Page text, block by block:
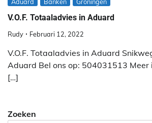
V.O.F. Totaaladvies in Aduard
Rudy Februari 12, 2022
V.O.F. Totaaladvies in Aduard
Aduard Bel ons op: 504031513 Meer
[…]
Zoeken